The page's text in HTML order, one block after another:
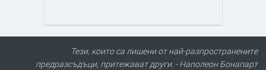
Тези, които са лишени от най-разпространените
предразсъдъци, притежават други. - Наполеон Бонапарт